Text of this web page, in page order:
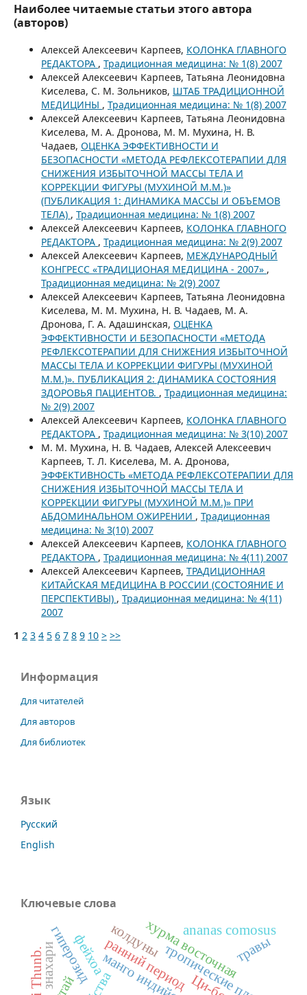
Наиболее читаемые статьи этого автора
(авторов)
Алексей Алексеевич Карпеев, КОЛОНКА ГЛАВНОГО
РЕДАКТОРА , Традиционная медицина: № 1(8) 2007
Алексей Алексеевич Карпеев, Татьяна Леонидовна
Киселева, С. М. Зольников, ШТАБ ТРАДИЦИОННОЙ
МЕДИЦИНЫ , Традиционная медицина: № 1(8) 2007
Алексей Алексеевич Карпеев, Татьяна Леонидовна
Киселева, М. А. Дронова, М. М. Мухина, Н. В.
Чадаев, ОЦЕНКА ЭФФЕКТИВНОСТИ И
БЕЗОПАСНОСТИ «МЕТОДА РЕФЛЕКСОТЕРАПИИ ДЛЯ
СНИЖЕНИЯ ИЗБЫТОЧНОЙ МАССЫ ТЕЛА И
КОРРЕКЦИИ ФИГУРЫ (МУХИНОЙ М.М.)»
(ПУБЛИКАЦИЯ 1: ДИНАМИКА МАССЫ И ОБЪЕМОВ
ТЕЛА) , Традиционная медицина: № 1(8) 2007
Алексей Алексеевич Карпеев, КОЛОНКА ГЛАВНОГО
РЕДАКТОРА , Традиционная медицина: № 2(9) 2007
Алексей Алексеевич Карпеев, МЕЖДУНАРОДНЫЙ
КОНГРЕСС «ТРАДИЦИОНАЯ МЕДИЦИНА - 2007» ,
Традиционная медицина: № 2(9) 2007
Алексей Алексеевич Карпеев, Татьяна Леонидовна
Киселева, М. М. Мухина, Н. В. Чадаев, М. А.
Дронова, Г. А. Адашинская, ОЦЕНКА
ЭФФЕКТИВНОСТИ И БЕЗОПАСНОСТИ «МЕТОДА
РЕФЛЕКСОТЕРАПИИ ДЛЯ СНИЖЕНИЯ ИЗБЫТОЧНОЙ
МАССЫ ТЕЛА И КОРРЕКЦИИ ФИГУРЫ (МУХИНОЙ
М.М.)». ПУБЛИКАЦИЯ 2: ДИНАМИКА СОСТОЯНИЯ
ЗДОРОВЬЯ ПАЦИЕНТОВ. , Традиционная медицина:
№ 2(9) 2007
Алексей Алексеевич Карпеев, КОЛОНКА ГЛАВНОГО
РЕДАКТОРА , Традиционная медицина: № 3(10) 2007
М. М. Мухина, Н. В. Чадаев, Алексей Алексеевич
Карпеев, Т. Л. Киселева, М. А. Дронова,
ЭФФЕКТИВНОСТЬ «МЕТОДА РЕФЛЕКСОТЕРАПИИ ДЛЯ
СНИЖЕНИЯ ИЗБЫТОЧНОЙ МАССЫ ТЕЛА И
КОРРЕКЦИИ ФИГУРЫ (МУХИНОЙ М.М.)» ПРИ
АБДОМИНАЛЬНОМ ОЖИРЕНИИ , Традиционная
медицина: № 3(10) 2007
Алексей Алексеевич Карпеев, КОЛОНКА ГЛАВНОГО
РЕДАКТОРА , Традиционная медицина: № 4(11) 2007
Алексей Алексеевич Карпеев, ТРАДИЦИОННАЯ
КИТАЙСКАЯ МЕДИЦИНА В РОССИИ (СОСТОЯНИЕ И
ПЕРСПЕКТИВЫ) , Традиционная медицина: № 4(11)
2007
1 2 3 4 5 6 7 8 9 10 > >>
Информация
Для читателей
Для авторов
Для библиотек
Язык
Русский
English
Ключевые слова
манго индийское
ранний периодтропические плоды
хурма восточная
фейхоа
ananas comosus
гиперозид
Ци-бо
знахари
колдуны травы